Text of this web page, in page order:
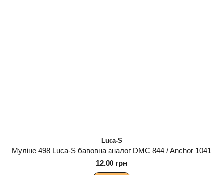
Luca-S
Муліне 498 Luca-S бавовна аналог DMC 844 / Anchor 1041
12.00 грн